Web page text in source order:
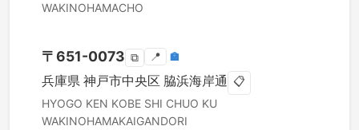
WAKINOHAMACHO
〒651-0073 ⧉ 📍 🏣
兵庫県 神戸市中央区 脇浜海岸通 📋
HYOGO KEN KOBE SHI CHUO KU
WAKINOHAMAKAIGANDORI